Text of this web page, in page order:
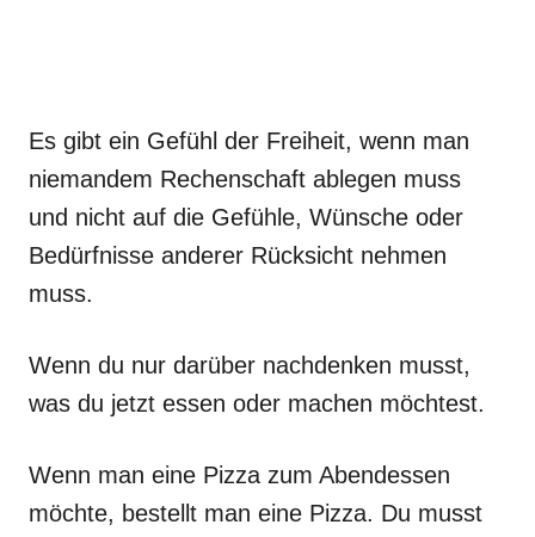
Es gibt ein Gefühl der Freiheit, wenn man
niemandem Rechenschaft ablegen muss
und nicht auf die Gefühle, Wünsche oder
Bedürfnisse anderer Rücksicht nehmen
muss.
Wenn du nur darüber nachdenken musst,
was du jetzt essen oder machen möchtest.
Wenn man eine Pizza zum Abendessen
möchte, bestellt man eine Pizza. Du musst